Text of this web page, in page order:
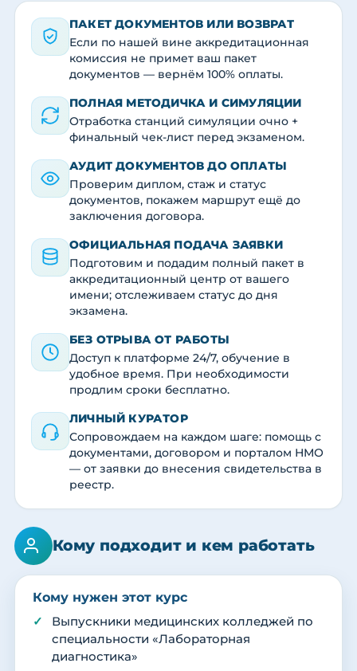
ПАКЕТ ДОКУМЕНТОВ ИЛИ ВОЗВРАТ
Если по нашей вине аккредитационная
комиссия не примет ваш пакет
документов — вернём 100% оплаты.
ПОЛНАЯ МЕТОДИЧКА И СИМУЛЯЦИИ
Отработка станций симуляции очно +
финальный чек-лист перед экзаменом.
АУДИТ ДОКУМЕНТОВ ДО ОПЛАТЫ
Проверим диплом, стаж и статус
документов, покажем маршрут ещё до
заключения договора.
ОФИЦИАЛЬНАЯ ПОДАЧА ЗАЯВКИ
Подготовим и подадим полный пакет в
аккредитационный центр от вашего
имени; отслеживаем статус до дня
экзамена.
БЕЗ ОТРЫВА ОТ РАБОТЫ
Доступ к платформе 24/7, обучение в
удобное время. При необходимости
продлим сроки бесплатно.
ЛИЧНЫЙ КУРАТОР
Сопровождаем на каждом шаге: помощь с
документами, договором и порталом НМО
— от заявки до внесения свидетельства в
реестр.
Кому подходит и кем работать
Кому нужен этот курс
Выпускники медицинских колледжей по
специальности «Лабораторная
диагностика»